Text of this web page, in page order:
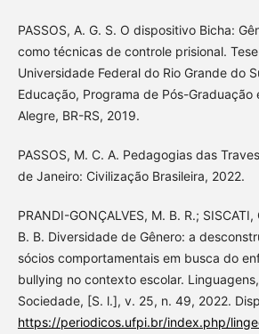
PASSOS, A. G. S. O dispositivo Bicha:
como técnicas de controle prisional.
Universidade Federal do Rio Grande do
Educação, Programa de Pós-Graduação
Alegre, BR-RS, 2019.
PASSOS, M. C. A. Pedagogias das
de Janeiro: Civilização Brasileira, 2022.
PRANDI-GONÇALVES, M. B. R.; SISCATI,
B. B. Diversidade de Gênero: a
sócios comportamentais em busca do
bullying no contexto escolar.
Sociedade, [S. l.], v. 25, n. 49, 2022.
https://periodicos.ufpi.br/index.php/